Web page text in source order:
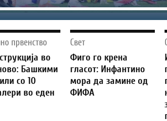
првенство
во
Башкими
со 10
во еден
Свет
Фиго го крена
гласот: Инфантино
мора да замине од
ФИФА